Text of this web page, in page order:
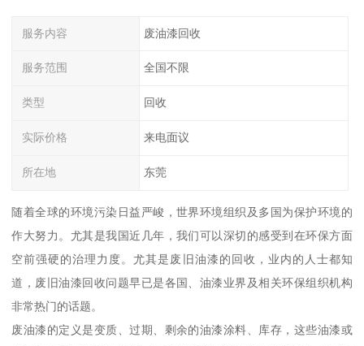
服务内容 废油漆回收
服务范围 全国不限
类型 回收
实际价格 来电面议
所在地 东莞
随着全球的环境污染日益严峻，世界环境组织及多国为保护环境的
作大努力。尤其是我国近几年，我们可以深切的感受到在环保方面
空前强硬的治理力度。尤其是废旧油漆的回收，业内的人士都知
道，废旧油漆回收问题早已是各国、油漆业界及相关环保组织机构
非常热门的话题。
废油漆的定义是变质、过期、剩余的油漆涂料、库存，这些油漆或